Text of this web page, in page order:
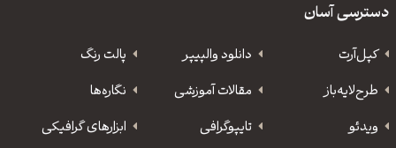
دسترسی آسان
کپل‌آرت دانلود‌ والپیپر
پالت رنگ
طرح‌لایه‌باز
مقالات آموزشی
نگاره‌ها
ویدئو
‌تایپوگرافی
ابزارهای گرافیکی